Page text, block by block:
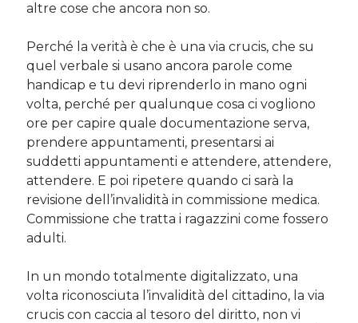
altre cose che ancora non so.
Perché la verità è che è una via crucis, che su
quel verbale si usano ancora parole come
handicap e tu devi riprenderlo in mano ogni
volta, perché per qualunque cosa ci vogliono
ore per capire quale documentazione serva,
prendere appuntamenti, presentarsi ai
suddetti appuntamenti e attendere, attendere,
attendere. E poi ripetere quando ci sarà la
revisione dell’invalidità in commissione medica.
Commissione che tratta i ragazzini come fossero
adulti.
In un mondo totalmente digitalizzato, una
volta riconosciuta l’invalidità del cittadino, la via
crucis con caccia al tesoro del diritto, non vi